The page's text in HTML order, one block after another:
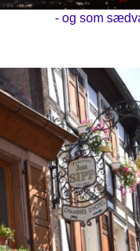
- og som